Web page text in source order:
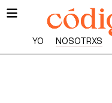
YO NOSOTRXS